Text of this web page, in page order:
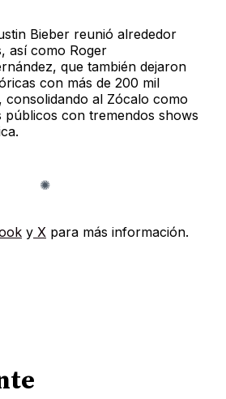
Bieber reunió alrededor
así como Roger
que también dejaron
con más de 200 mil
consolidando al Zócalo como
públicos con tremendos shows
y X para más información.